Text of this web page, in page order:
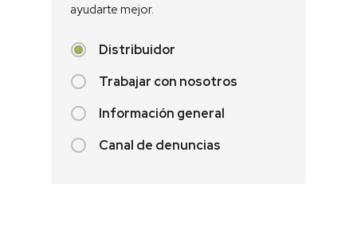
ayudarte mejor.
Distribuidor
Trabajar con nosotros
Información general
Canal de denuncias